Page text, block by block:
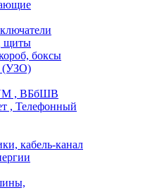
щиты
боксы
(УЗО)
, ВБбШВ
, Телефонный
кабель-канал